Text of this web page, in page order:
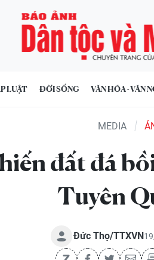
LUẬT ĐỜI SỐNG VĂN HÓA - VĂN
MEDIA
đất đá
Tuyên
Đức Thọ/TTXVN